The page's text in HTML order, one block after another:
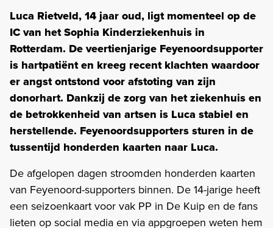
Luca Rietveld, 14 jaar oud, ligt momenteel op de
IC van het Sophia Kinderziekenhuis in
Rotterdam. De veertienjarige Feyenoordsupporter
is hartpatiënt en kreeg recent klachten waardoor
er angst ontstond voor afstoting van zijn
donorhart. Dankzij de zorg van het ziekenhuis en
de betrokkenheid van artsen is Luca stabiel en
herstellende. Feyenoordsupporters sturen in de
tussentijd honderden kaarten naar Luca.
De afgelopen dagen stroomden honderden kaarten
van Feyenoord-supporters binnen. De 14-jarige heeft
een seizoenkaart voor vak PP in De Kuip en de fans
lieten op social media en via appgroepen weten hem